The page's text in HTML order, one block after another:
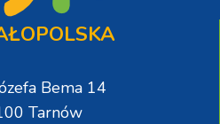
Bema 14
Tarnów